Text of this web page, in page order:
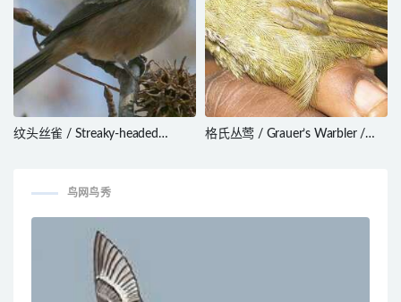
纹头丝雀 / Streaky-headed
格氏丛莺 / Grauer’s Warbler /
鸟网鸟秀